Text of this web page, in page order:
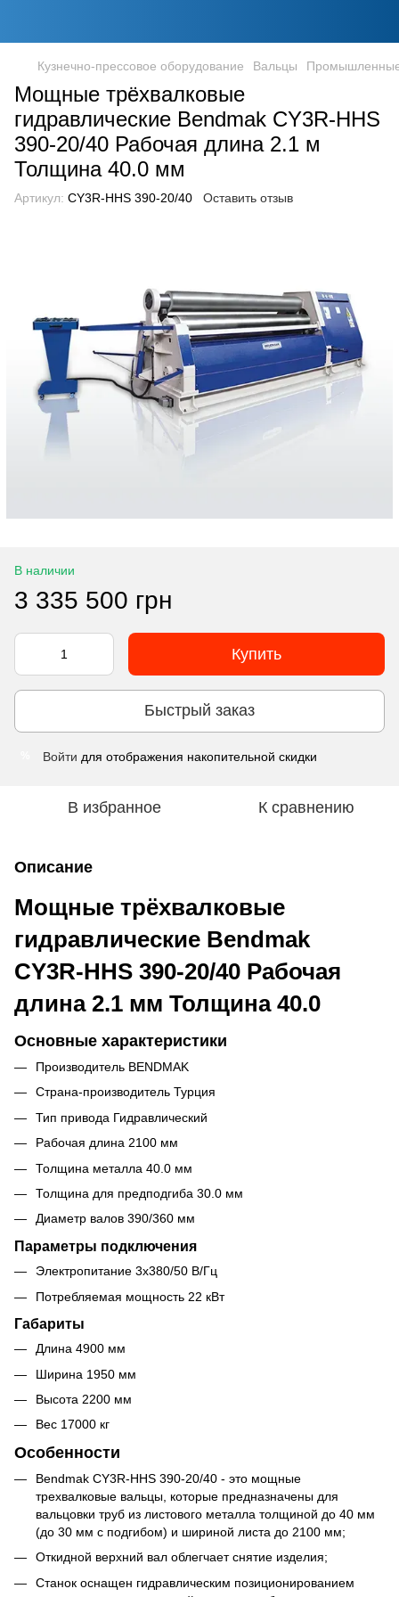
Кузнечно-прессовое оборудование Вальцы Промышленные
Мощные трёхвалковые
гидравлические Bendmak CY3R-HHS
390-20/40 Рабочая длина 2.1 м
Толщина 40.0 мм
Артикул: CY3R-HHS 390-20/40 Оставить отзыв
В наличии
3 335 500 грн
Купить
Быстрый заказ
Войти для отображения накопительной скидки
В избранное К сравнению
Описание
Мощные трёхвалковые
гидравлические Bendmak
CY3R-HHS 390-20/40 Рабочая
длина 2.1 мм Толщина 40.0
Основные характеристики
Производитель BENDMAK
Страна-производитель Турция
Тип привода Гидравлический
Рабочая длина 2100 мм
Толщина металла 40.0 мм
Толщина для предподгиба 30.0 мм
Диаметр валов 390/360 мм
Параметры подключения
Электропитание 3x380/50 В/Гц
Потребляемая мощность 22 кВт
Габариты
Длина 4900 мм
Ширина 1950 мм
Высота 2200 мм
Вес 17000 кг
Особенности
Bendmak CY3R-HHS 390-20/40 - это мощные
трехвалковые вальцы, которые предназначены для
вальцовки труб из листового металла толщиной до 40 мм
(до 30 мм с подгибом) и шириной листа до 2100 мм;
Откидной верхний вал облегчает снятие изделия;
Станок оснащен гидравлическим позиционированием